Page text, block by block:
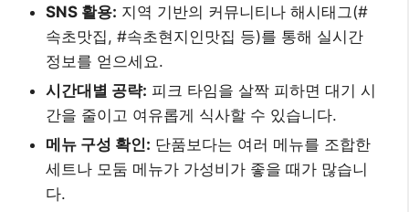
SNS 활용: 지역 기반의 커뮤니티나 해시태그(#
속초맛집, #속초현지인맛집 등)를 통해 실시간
정보를 얻으세요.
시간대별 공략: 피크 타임을 살짝 피하면 대기 시
간을 줄이고 여유롭게 식사할 수 있습니다.
메뉴 구성 확인: 단품보다는 여러 메뉴를 조합한
세트나 모둠 메뉴가 가성비가 좋을 때가 많습니
다.